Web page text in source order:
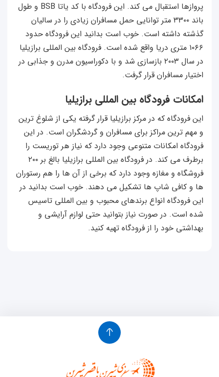
پروازها استقبال می کند. این فرودگاه با کد یاتا BSB و طول
باند ۳۳۰۰ متر توانایی حمل مسافران زیادی را در سالیان
گذشته داشته است. خوب است بدانید این فرودگاه حدود
۱۰۶۶ متری دریا واقع شده است. فرودگاه بین المللی برازیلیا
در سال ۲۰۰۳ بازسازی شد و با دکوراسیون مدرن و جذابی در
اختیار مسافران قرار گرفت.
امکانات فرودگاه بین المللی برازیلیا
این فرودگاه که در مرکز برازیلیا قرار گرفته یکی از شلوغ ترین
و مهم ترین مراکز برای مسافران و گردشگران است. در این
فرودگاه امکانات متنوعی وجود دارد که نیاز هر توریست را
برطرف می کند. در فرودگاه بین المللی برازیلیا بالغ بر ۲۰۰
فروشگاه و مغازه وجود دارد که برخی از آن ها را هم رستوران
ها و کافی شاپ ها تشکیل می دهند. خوب است بدانید در
این فرودگاه انواع برندهای محبوب و بین المللی تاسیس
شده است. در صورت نیاز بتوانید حتی لوازم آرایشی و
بهداشتی خود را از فرودگاه تهیه کنید.